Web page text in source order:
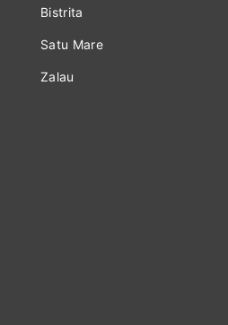
Bistrita
Satu Mare
Zalau